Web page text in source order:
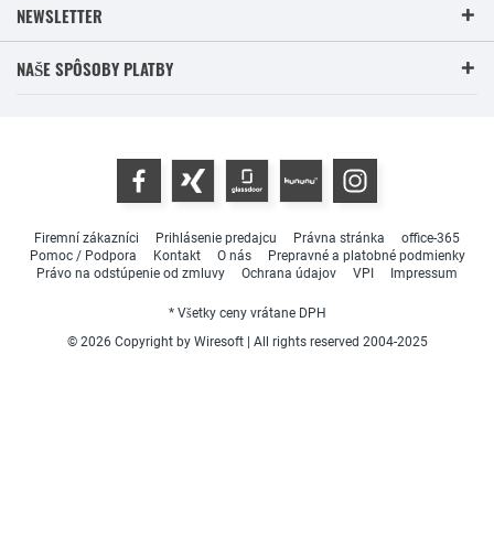
NEWSLETTER
NAŠE SPÔSOBY PLATBY
Firemní zákazníci Prihlásenie predajcu Právna stránka
office-365
Pomoc / Podpora
Kontakt O nás
Prepravné a platobné podmienky
Právo na odstúpenie od zmluvy
Ochrana údajov VPI Impressum
* Všetky ceny vrátane DPH
© 2026 Copyright by Wiresoft | All rights reserved 2004-2025